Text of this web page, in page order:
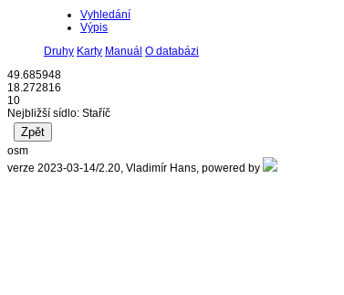
Vyhledání
Výpis
Druhy Karty Manuál O databázi
49.685948
18.272816
10
Nejbližší sídlo: Staříč
osm
verze 2023-03-14/2.20, Vladimír Hans, powered by